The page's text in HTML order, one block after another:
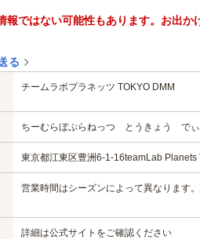
ではない可能性もあります。お出か
る
チームラボプラネッツ TOKYO DMM
ちーむらぼぷらねっつ とうきょう でぃ
東京都江東区豊洲6-1-16teamLab Planets
営業時間はシーズンによって異なります
詳細は公式サイトをご確認ください